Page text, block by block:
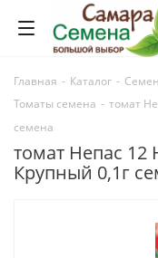
Главная - Каталог -
Томаты семена - томат
семена
томат Непас
Крупный 0,1г